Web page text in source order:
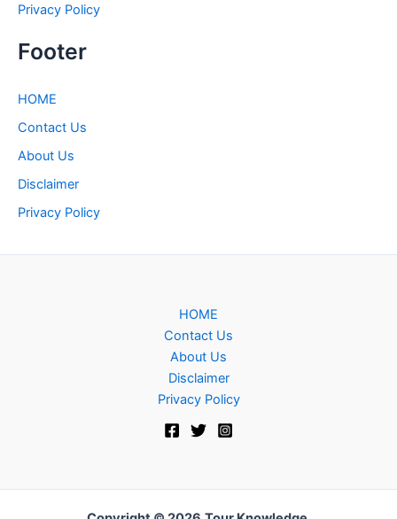
Privacy Policy
Footer
HOME
Contact Us
About Us
Disclaimer
Privacy Policy
HOME
Contact Us
About Us
Disclaimer
Privacy Policy